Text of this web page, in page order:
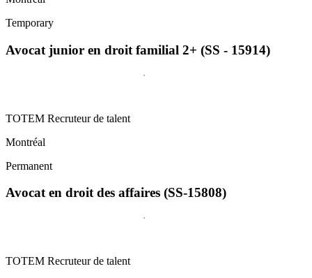
Temporary
Avocat junior en droit familial 2+ (SS - 15914)
TOTEM Recruteur de talent
Montréal
Permanent
Avocat en droit des affaires (SS-15808)
TOTEM Recruteur de talent